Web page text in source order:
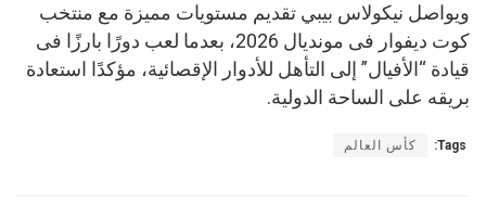
ويواصل نيكولاس بيبي تقديم مستويات مميزة مع منتخب
كوت ديفوار فى مونديال 2026، بعدما لعب دورًا بارزًا فى
قيادة “الأفيال” إلى التأهل للأدوار الإقصائية، مؤكدًا استعادة
بريقه على الساحة الدولية.
Tags: كأس العالم